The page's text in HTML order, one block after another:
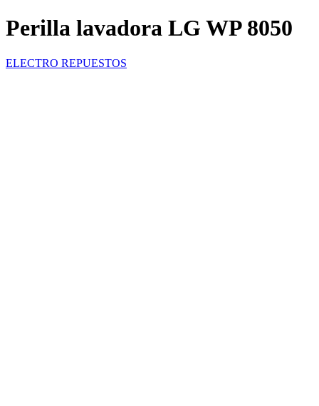
Perilla lavadora LG WP 8050
ELECTRO REPUESTOS